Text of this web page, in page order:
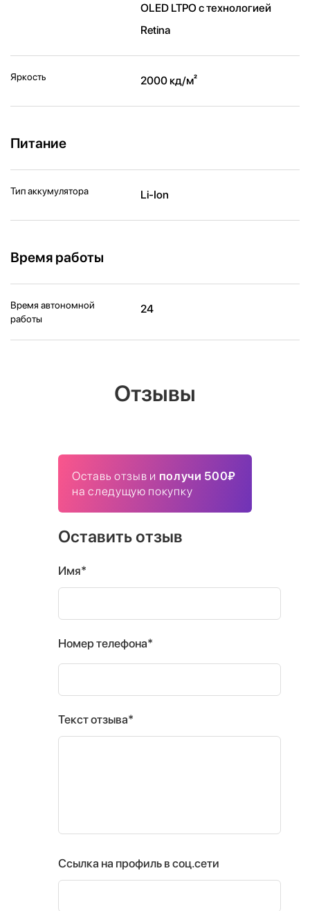
OLED LTPO с технологией
Retina
Яркость 2000 кд/ м²
Питание
Тип аккумулятора Li-Ion
Время работы
Время автономной
работы
24
Отзывы
Оставь отзыв и получи 500₽
на следущую покупку
Оставить отзыв
Имя*
Номер телефона*
Текст отзыва*
Ссылка на профиль в соц.сети